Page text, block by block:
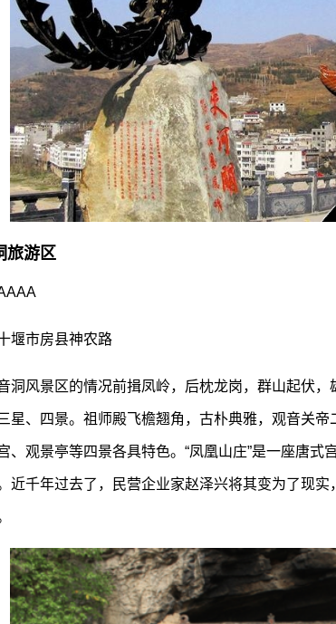
旅游区
堰市房县神农路
洞风景区的情况前揖凤岭，后枕龙岗，群山起伏
星、四景。祖师殿飞檐翘角，古朴典雅，观音关
、观景亭等四景各具特色。“凤凰山庄”是一座唐
近千年过去了，民营企业家赵泽兴将其变为了现实